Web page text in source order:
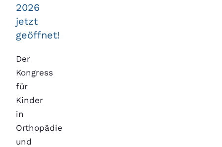
2026
jetzt
geöffnet!
Der
Kongress
für
Kinder
in
Orthopädie
und